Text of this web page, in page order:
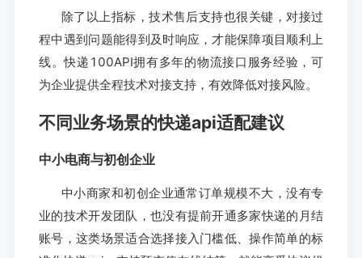
除了以上指标，技术售后支持也很关键，对接过
程中遇到问题能得到及时响应，才能保障项目顺利上
线。快递100API拥有多年的物流接口服务经验，可
为企业提供全程技术对接支持，有效降低对接风险。
不同业务场景的快递api适配建议
中小电商与初创企业
中小商家和初创企业通常订单规模不大，没有专
业的技术开发团队，也没有提前开通多家快递的月结
账号，这类场景适合选择接入门槛低、操作简单的标